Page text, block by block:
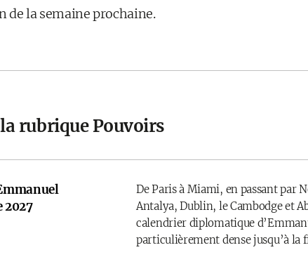
de la semaine prochaine.
rubrique Pouvoirs
2027
De Paris à Miami, en passant par
Antalya, Dublin, le Cambodge et
calendrier diplomatique
particulièrement dense jusqu’à la